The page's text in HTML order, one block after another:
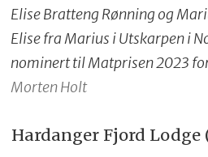
Elise Bratteng Rønning og
Elise fra Marius i Utskarpen i
nominert til Matprisen 2023
Morten Holt
Hardanger Fjord Lodge